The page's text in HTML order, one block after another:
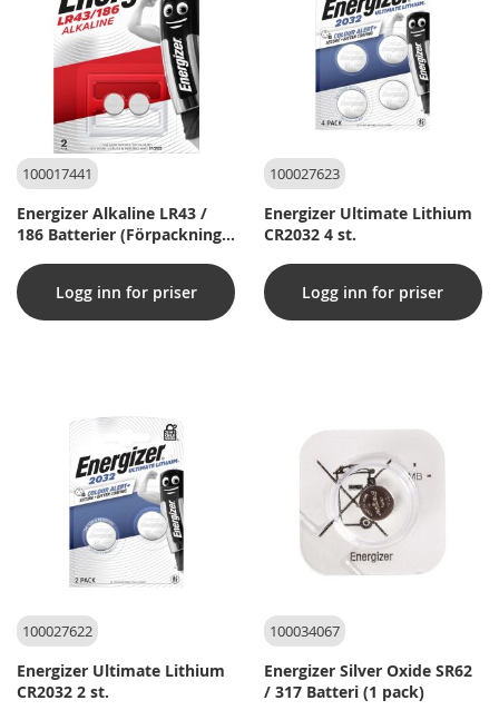
100017441
Energizer Alkaline LR43 /
186 Batterier (Förpackning
Logg inn for priser
100027623
Energizer Ultimate Lithium
CR2032 4 st.
Logg inn for priser
100027622
Energizer Ultimate Lithium
CR2032 2 st.
100034067
Energizer Silver Oxide SR62
/ 317 Batteri (1 pack)